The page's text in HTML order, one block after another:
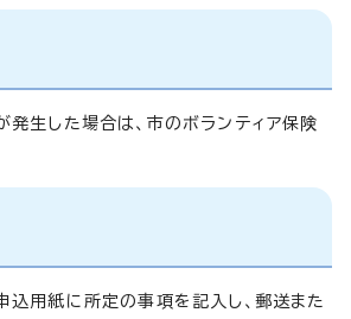
発生した場合は、市のボランティア保険
込用紙に所定の事項を記入し、郵送また